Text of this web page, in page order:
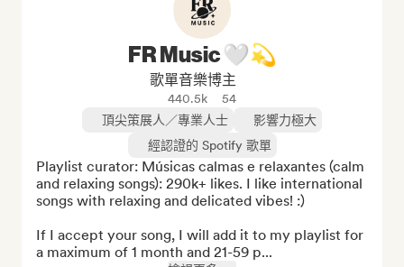
FR Music 🤍💫
歌單音樂博主
440.5k
54
頂尖策展人／專業人士
影響力極大
經認證的 Spotify 歌單
Playlist curator: Músicas calmas e relaxantes (calm
and relaxing songs): 290k+ likes. I like international
songs with relaxing and delicated vibes! :)
If I accept your song, I will add it to my playlist for
a maximum of 1 month and 21-59 p...